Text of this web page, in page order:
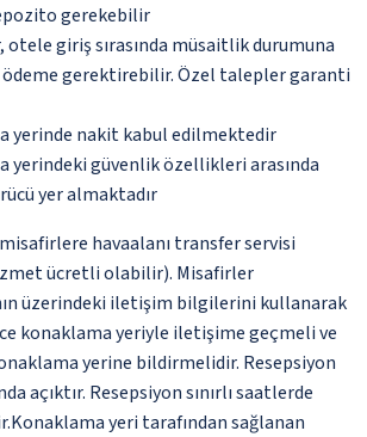
gerekebilir
giriş sırasında müsaitlik durumuna
ödeme gerektirebilir. Özel talepler garanti
yerinde nakit kabul edilmektedir
yerindeki güvenlik özellikleri arasında
yer almaktadır
havaalanı transfer servisi
ücretli olabilir). Misafirler
üzerindeki iletişim bilgilerini kullanarak
konaklama yeriyle iletişime geçmeli ve
yerine bildirmelidir. Resepsiyon
açıktır. Resepsiyon sınırlı saatlerde
yeri tarafından sağlanan